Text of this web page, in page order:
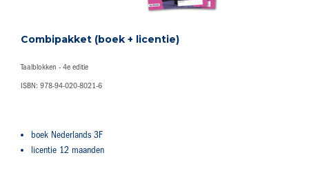
Combipakket (boek + licentie)
Taalblokken - 4e editie
ISBN: 978-94-020-8021-6
boek Nederlands 3F
licentie 12 maanden